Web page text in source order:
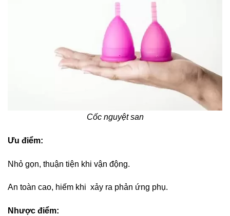
Cốc nguyệt san
Ưu điểm:
Nhỏ gọn, thuận tiện khi vận động.
An toàn cao, hiếm khi xảy ra phản ứng phụ.
Nhược điểm: